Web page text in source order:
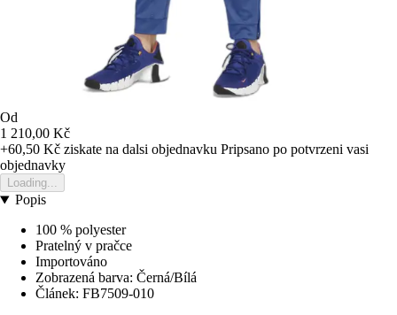
Od
1 210,00 Kč
+60,50 Kč ziskate na dalsi objednavku Pripsano po potvrzeni vasi
objednavky
Loading...
Popis
100 % polyester
Pratelný v pračce
Importováno
Zobrazená barva: Černá/Bílá
Článek: FB7509-010